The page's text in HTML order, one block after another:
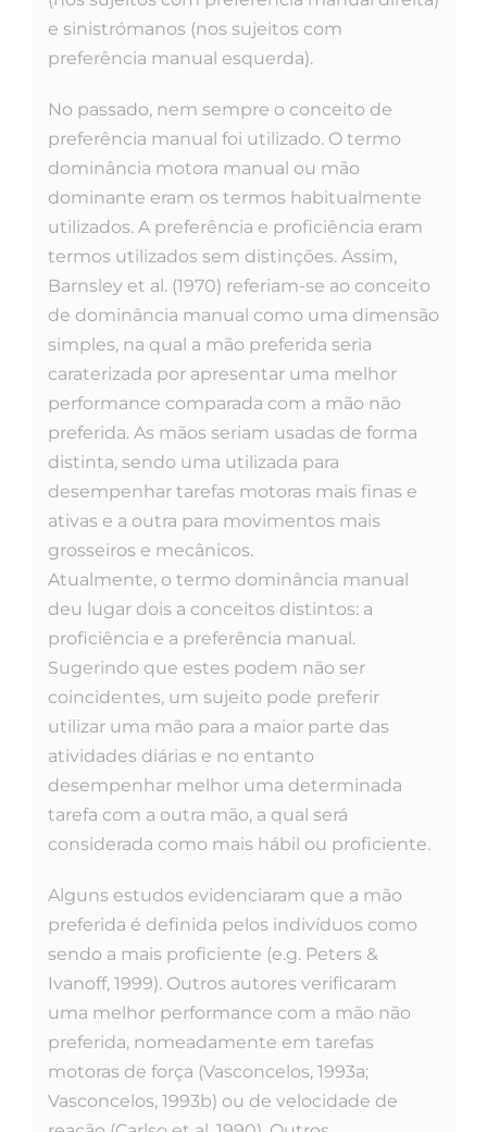
e sinistrómanos (nos sujeitos com
preferência manual esquerda).
No passado, nem sempre o conceito de
preferência manual foi utilizado. O termo
dominância motora manual ou mão
dominante eram os termos habitualmente
utilizados. A preferência e proficiência eram
termos utilizados sem distinções. Assim,
Barnsley et al. (1970) referiam-se ao conceito
de dominância manual como uma dimensão
simples, na qual a mão preferida seria
caraterizada por apresentar uma melhor
performance comparada com a mão não
preferida. As mãos seriam usadas de forma
distinta, sendo uma utilizada para
desempenhar tarefas motoras mais finas e
ativas e a outra para movimentos mais
grosseiros e mecânicos.
Atualmente, o termo dominância manual
deu lugar dois a conceitos distintos: a
proficiência e a preferência manual.
Sugerindo que estes podem não ser
coincidentes, um sujeito pode preferir
utilizar uma mão para a maior parte das
atividades diárias e no entanto
desempenhar melhor uma determinada
tarefa com a outra mão, a qual será
considerada como mais hábil ou proficiente.
Alguns estudos evidenciaram que a mão
preferida é definida pelos indivíduos como
sendo a mais proficiente (e.g. Peters &
Ivanoff, 1999). Outros autores verificaram
uma melhor performance com a mão não
preferida, nomeadamente em tarefas
motoras de força (Vasconcelos, 1993a;
Vasconcelos, 1993b) ou de velocidade de